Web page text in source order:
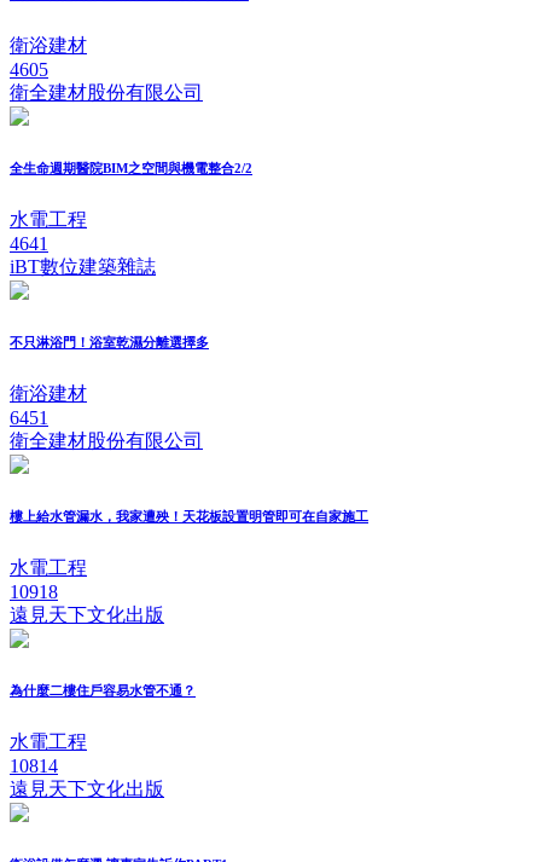
衛浴建材
4605
衛全建材股份有限公司
全生命週期醫院BIM之空間與機電整合2/2
水電工程
4641
iBT數位建築雜誌
不只淋浴門！浴室乾濕分離選擇多
衛浴建材
6451
衛全建材股份有限公司
樓上給水管漏水，我家遭殃！天花板設置明管即可在自家施工
水電工程
10918
遠見天下文化出版
為什麼二樓住戶容易水管不通？
水電工程
10814
遠見天下文化出版